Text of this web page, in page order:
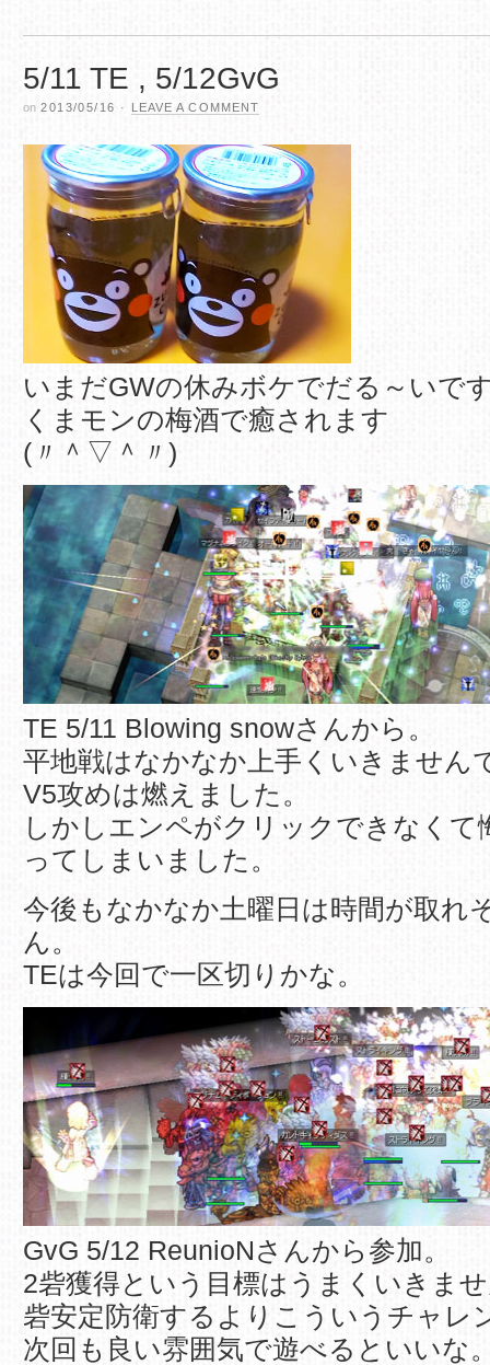
5/11 TE , 5/12GvG
on 2013/05/16 · LEAVE A COMMENT
いまだGWの休みボケでだる～いで
くまモンの梅酒で癒されます
(〃＾▽＾〃)
TE 5/11 Blowing snowさんから。
平地戦はなかなか上手くいきません
V5攻めは燃えました。
しかしエンペがクリックできなくて
ってしまいました。
今後もなかなか土曜日は時間が取れ
ん。
TEは今回で一区切りかな。
GvG 5/12 ReunioNさんから参加。
2砦獲得という目標はうまくいきま
砦安定防衛するよりこういうチャレ
次回も良い雰囲気で遊べるといいな